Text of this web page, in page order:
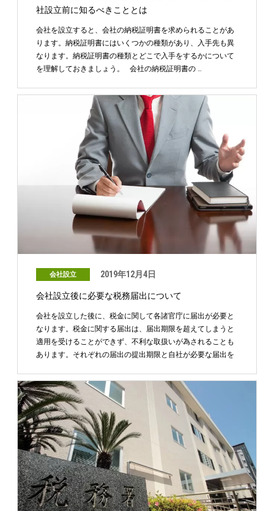
社設立前に知るべきこととは
会社を設立すると、会社の納税証明書を求められることがあ
ります。納税証明書にはいくつかの種類があり、入手先も異
なります。納税証明書の種類とどこで入手をするかについて
を理解しておきましょう。 会社の納税証明書の …
会社設立 2019年12月4日
会社設立後に必要な税務届出について
会社を設立した後に、税金に関して各諸官庁に届出が必要と
なります。税金に関する届出は、届出期限を超えてしまうと
適用を受けることができず、不利な取扱いが為されることも
あります。それぞれの届出の提出期限と自社が必要な届出を